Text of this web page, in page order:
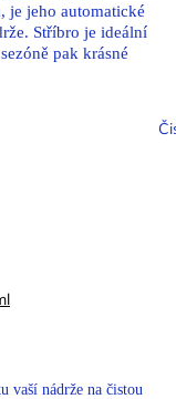
je jeho automatické
Stříbro je ideální
pak krásné
vaší nádrže na čistou